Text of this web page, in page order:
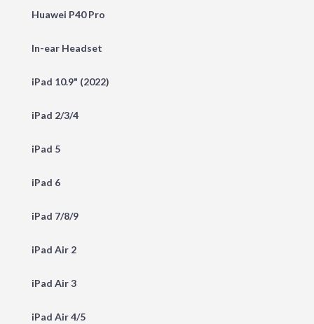
Huawei P40 Pro
In-ear Headset
iPad 10.9" (2022)
iPad 2/3/4
iPad 5
iPad 6
iPad 7/8/9
iPad Air 2
iPad Air 3
iPad Air 4/5